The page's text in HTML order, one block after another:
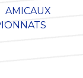
AMICAUX